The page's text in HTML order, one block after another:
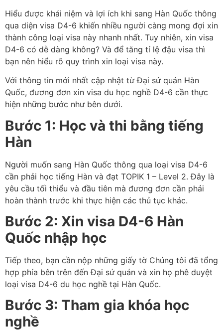
Hiểu được khái niệm và lợi ích khi sang Hàn Quốc thông
qua diện visa D4-6 khiến nhiều người càng mong đợi xin
thành công loại visa này nhanh nhất. Tuy nhiên, xin visa
D4-6 có dễ dàng không? Và để tăng tỉ lệ đậu visa thì
bạn nên hiểu rõ quy trình xin loại visa này.
Với thông tin mới nhất cập nhật từ Đại sứ quán Hàn
Quốc, đương đơn xin visa du học nghề D4-6 cần thực
hiện những bước như bên dưới.
Bước 1: Học và thi bằng tiếng
Hàn
Người muốn sang Hàn Quốc thông qua loại visa D4-6
cần phải học tiếng Hàn và đạt TOPIK 1 – Level 2. Đây là
yêu cầu tối thiểu và đầu tiên mà đương đơn cần phải
hoàn thành trước khi thực hiện các thủ tục khác.
Bước 2: Xin visa D4-6 Hàn
Quốc nhập học
Tiếp theo, bạn cần nộp những giấy tờ Chúng tôi đã tổng
hợp phía bên trên đến Đại sứ quán và xin họ phê duyệt
loại visa D4-6 du học nghề tại Hàn Quốc.
Bước 3: Tham gia khóa học
nghề